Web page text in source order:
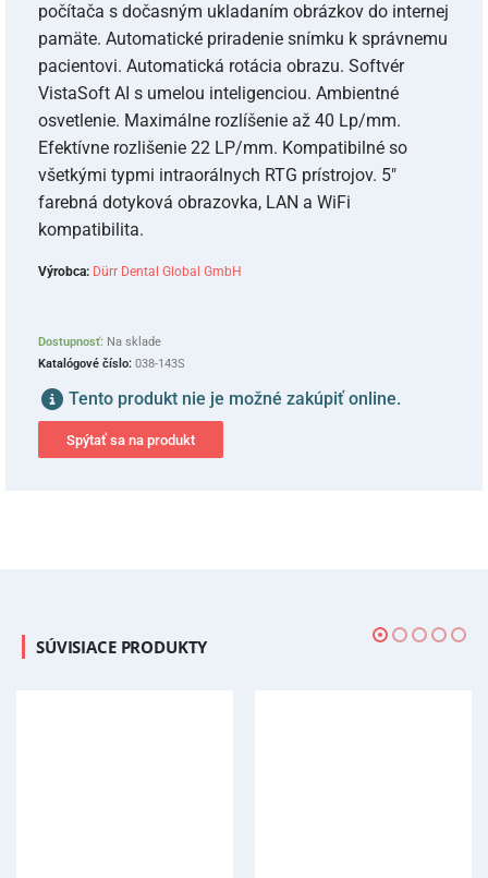
počítača s dočasným ukladaním obrázkov do internej
pamäte. Automatické priradenie snímku k správnemu
pacientovi. Automatická rotácia obrazu. Softvér
VistaSoft AI s umelou inteligenciou. Ambientné
osvetlenie. Maximálne rozlíšenie až 40 Lp/mm.
Efektívne rozlišenie 22 LP/mm. Kompatibilné so
všetkými typmi intraorálnych RTG prístrojov. 5″
farebná dotyková obrazovka, LAN a WiFi
kompatibilita.
Výrobca: Dürr Dental Global GmbH
Dostupnosť: Na sklade
Katalógové číslo: 038-143S
Tento produkt nie je možné zakúpiť online.
Spýtať sa na produkt
SÚVISIACE PRODUKTY